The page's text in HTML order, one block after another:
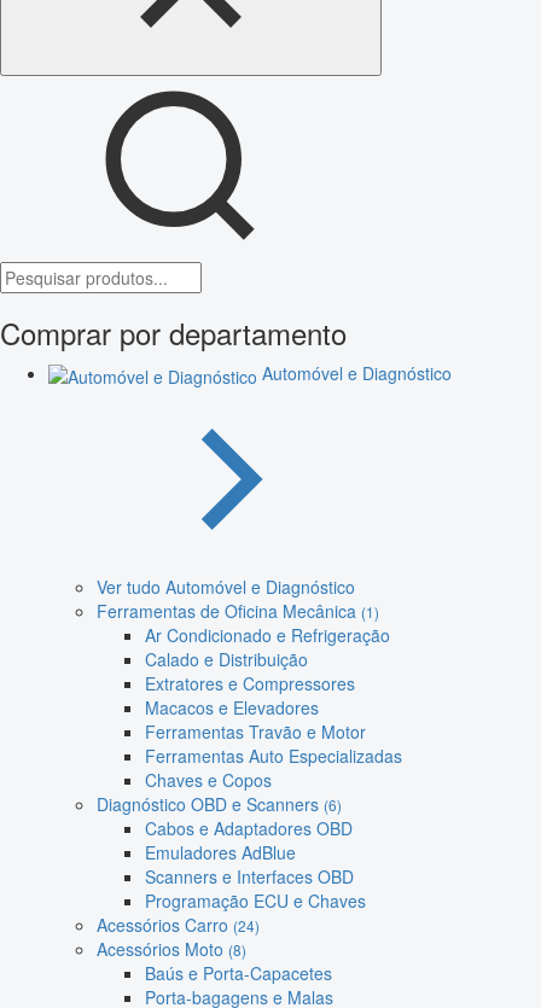
Comprar por departamento
Automóvel e Diagnóstico
Ver tudo Automóvel e Diagnóstico
Ferramentas de Oficina Mecânica (1)
Ar Condicionado e Refrigeração
Calado e Distribuição
Extratores e Compressores
Macacos e Elevadores
Ferramentas Travão e Motor
Ferramentas Auto Especializadas
Chaves e Copos
Diagnóstico OBD e Scanners (6)
Cabos e Adaptadores OBD
Emuladores AdBlue
Scanners e Interfaces OBD
Programação ECU e Chaves
Acessórios Carro (24)
Acessórios Moto (8)
Baús e Porta-Capacetes
Porta-bagagens e Malas